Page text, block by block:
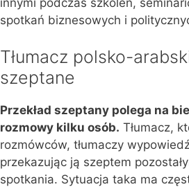
spotkań biznesowych i
Tłumacz polsko-
szeptane
Przekład szeptany polega na
rozmowy kilku osób. Tłumacz,
rozmówców, tłumaczy
przekazując ją szeptem
spotkania. Sytuacja taka ma